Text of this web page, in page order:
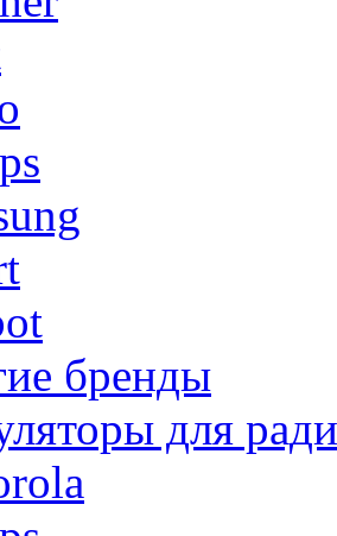
бренды
для